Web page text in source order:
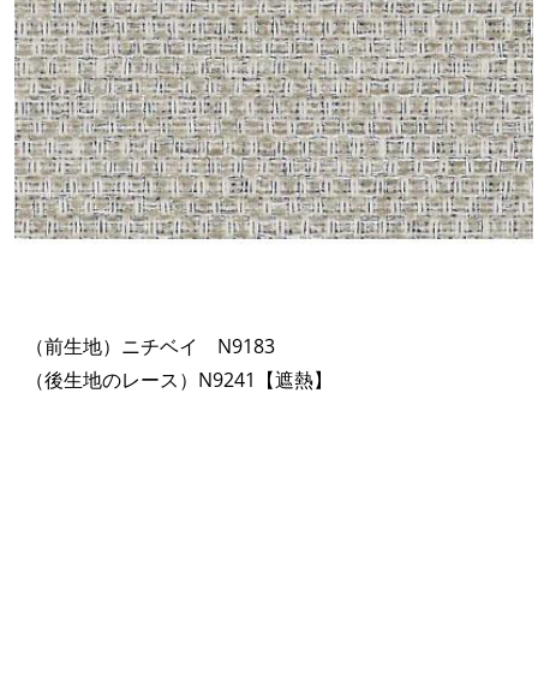
（前生地）ニチベイ N9183
（後生地のレース）N9241【遮熱】